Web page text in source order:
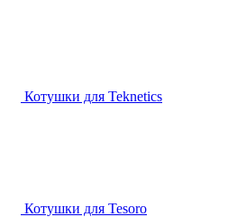
Котушки для Teknetics
Котушки для Tesoro